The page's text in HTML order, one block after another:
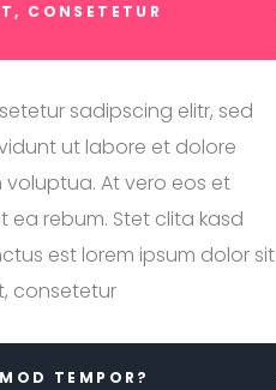
CONSETETUR
sadipscing elitr, sed
ut labore et dolore
At vero eos et
rebum. Stet clita kasd
est lorem ipsum dolor sit
consetetur
TEMPOR?